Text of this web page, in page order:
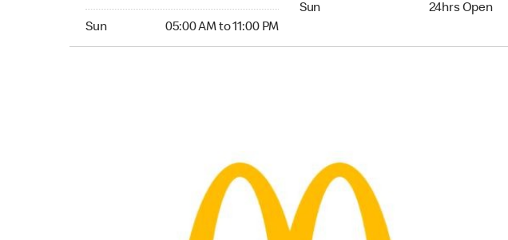
Sun 05:00 AM to 11:00 PM
Sun 24hrs Open